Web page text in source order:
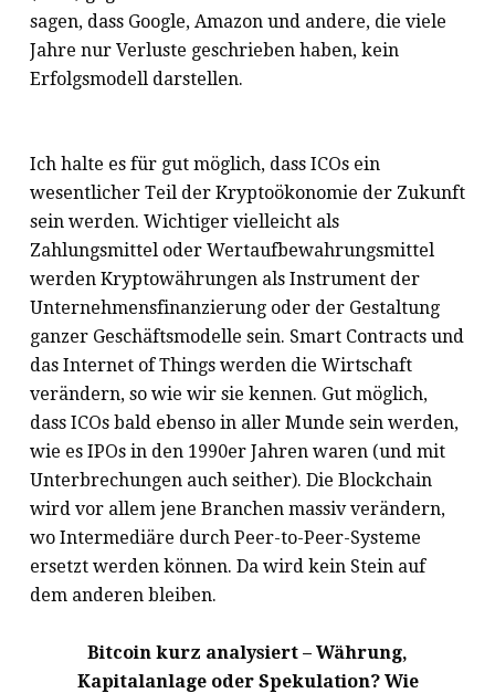
sagen, dass Google, Amazon und andere, die viele
Jahre nur Verluste geschrieben haben, kein
Erfolgsmodell darstellen.
Ich halte es für gut möglich, dass ICOs ein
wesentlicher Teil der Kryptoökonomie der Zukunft
sein werden. Wichtiger vielleicht als
Zahlungsmittel oder Wertaufbewahrungsmittel
werden Kryptowährungen als Instrument der
Unternehmensfinanzierung oder der Gestaltung
ganzer Geschäftsmodelle sein. Smart Contracts und
das Internet of Things werden die Wirtschaft
verändern, so wie wir sie kennen. Gut möglich,
dass ICOs bald ebenso in aller Munde sein werden,
wie es IPOs in den 1990er Jahren waren (und mit
Unterbrechungen auch seither). Die Blockchain
wird vor allem jene Branchen massiv verändern,
wo Intermediäre durch Peer-to-Peer-Systeme
ersetzt werden können. Da wird kein Stein auf
dem anderen bleiben.
Bitcoin kurz analysiert – Währung,
Kapitalanlage oder Spekulation? Wie